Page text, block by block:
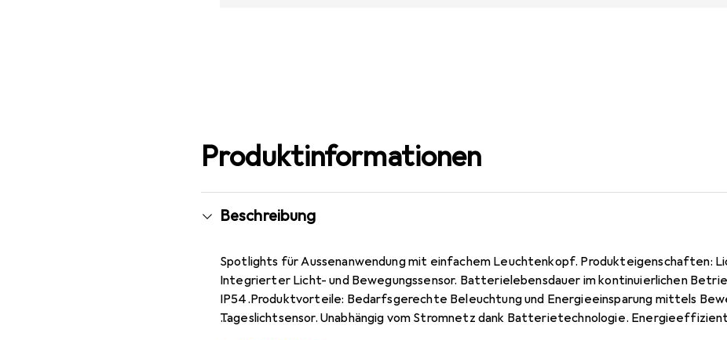
Produktinformationen
Beschreibung
Spotlights für Aussenanwendung mit einfachem Leuchtenkopf. Produkteigenschaften:
Integrierter Licht- und Bewegungssensor. Batterielebensdauer im kontinuierlichen
IP54.Produktvorteile: Bedarfsgerechte Beleuchtung und Energieeinsparung mittels
Tageslichtsensor. Unabhängig vom Stromnetz dank Batterietechnologie.